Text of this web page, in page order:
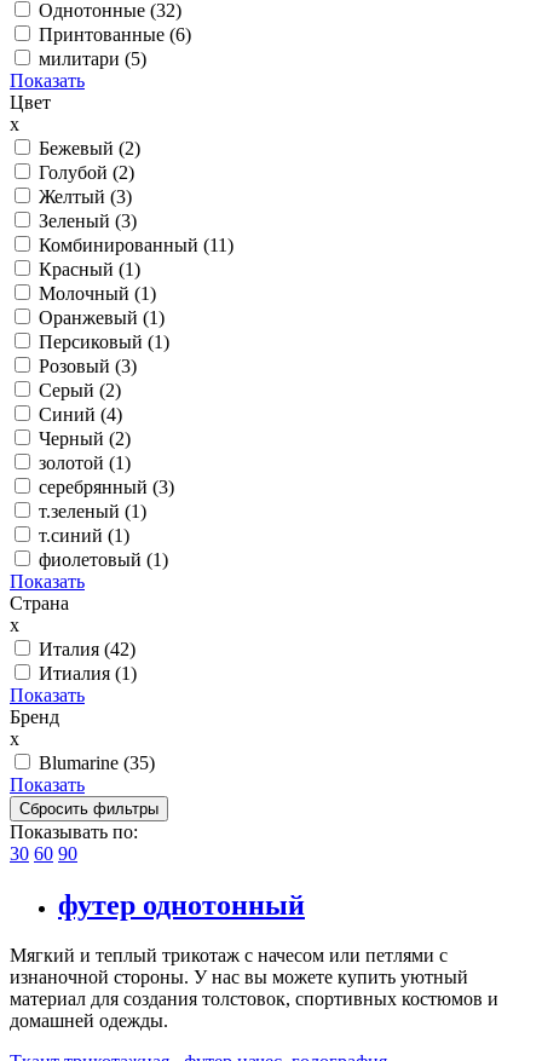
Однотонные (32)
Принтованные (6)
милитари (5)
Показать
Цвет
x
Бежевый (2)
Голубой (2)
Желтый (3)
Зеленый (3)
Комбинированный (11)
Красный (1)
Молочный (1)
Оранжевый (1)
Персиковый (1)
Розовый (3)
Серый (2)
Синий (4)
Черный (2)
золотой (1)
серебрянный (3)
т.зеленый (1)
т.синий (1)
фиолетовый (1)
Показать
Страна
x
Италия (42)
Итиалия (1)
Показать
Бренд
x
Blumarine (35)
Показать
Показывать по:
30 60 90
футер однотонный
Мягкий и теплый трикотаж с начесом или петлями с
изнаночной стороны. У нас вы можете купить уютный
материал для создания толстовок, спортивных костюмов и
домашней одежды.